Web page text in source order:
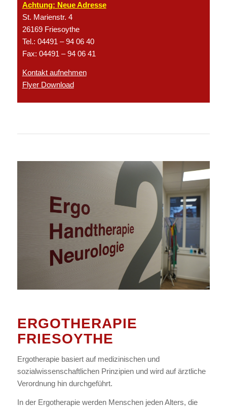
Achtung: Neue Adresse
St. Marienstr. 4
26169 Friesoythe
Tel.: 04491 – 94 06 40
Fax: 04491 – 94 06 41
Kontakt aufnehmen
Flyer Download
ERGOTHERAPIE
FRIESOYTHE
Ergotherapie basiert auf medizinischen und
sozialwissenschaftlichen Prinzipien und wird auf ärztliche
Verordnung hin durchgeführt.
In der Ergotherapie werden Menschen jeden Alters, die